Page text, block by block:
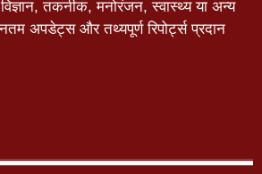
तकनीक, मनोरंजन, स्वास्थ्य या अन्य
अपडेट्स और तथ्यपूर्ण रिपोर्ट्स प्रदान